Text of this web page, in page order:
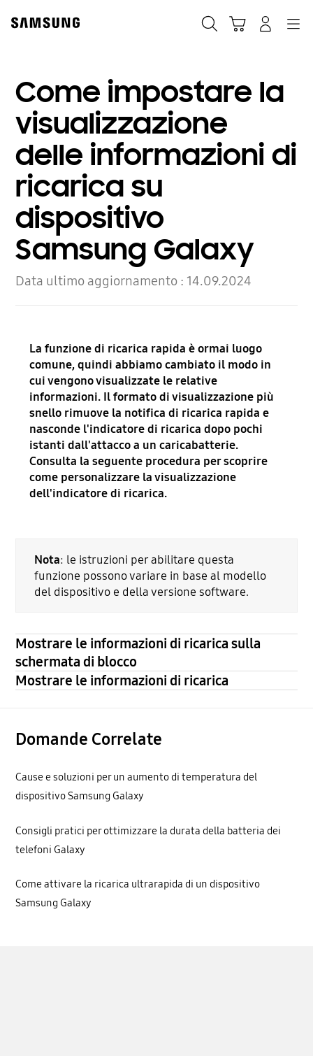
content
accessibility
Come impostare la
visualizzazione
delle informazioni di
ricarica su
dispositivo
Samsung Galaxy
Data ultimo aggiornamento : 14.09.2024
La funzione di ricarica rapida è ormai luogo
comune, quindi abbiamo cambiato il modo in
cui vengono visualizzate le relative
informazioni. Il formato di visualizzazione più
snello rimuove la notifica di ricarica rapida e
nasconde l'indicatore di ricarica dopo pochi
istanti dall'attacco a un caricabatterie.
Consulta la seguente procedura per scoprire
come personalizzare la visualizzazione
dell'indicatore di ricarica.
Nota: le istruzioni per abilitare questa
funzione possono variare in base al modello
del dispositivo e della versione software.
Mostrare le informazioni di ricarica sulla
schermata di blocco
Mostrare le informazioni di ricarica
Domande Correlate
Cause e soluzioni per un aumento di temperatura del
dispositivo Samsung Galaxy
Consigli pratici per ottimizzare la durata della batteria dei
telefoni Galaxy
Come attivare la ricarica ultrarapida di un dispositivo
Samsung Galaxy